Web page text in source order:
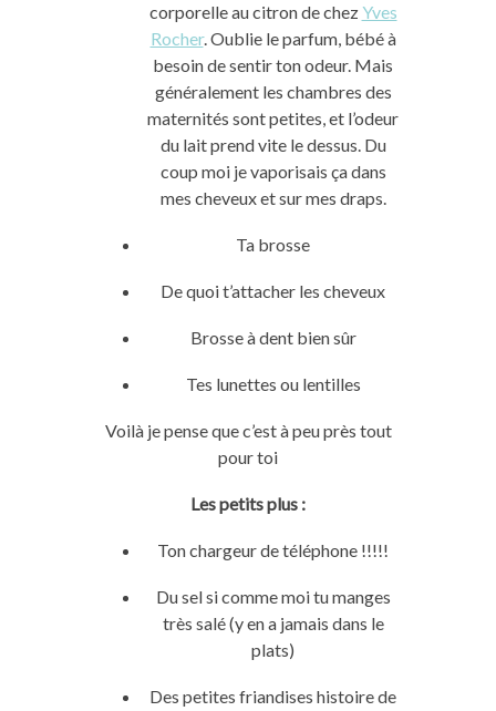
corporelle au citron de chezYves
Rocher. Oublie le parfum, bébé à
besoin de sentir ton odeur. Mais
généralement les chambres des
maternités sont petites, et l’odeur
du lait prend vite le dessus. Du
coup moi je vaporisais ça dans
mes cheveux et sur mes draps.
Ta brosse
De quoi t’attacher les cheveux
Brosse à dent bien sûr
Tes lunettes ou lentilles
Voilà je pense que c’est à peu près tout
pour toi
Les petits plus :
Ton chargeur de téléphone !!!!!
Du sel si comme moi tu manges
très salé (y en a jamais dans le
plats)
Des petites friandises histoire de